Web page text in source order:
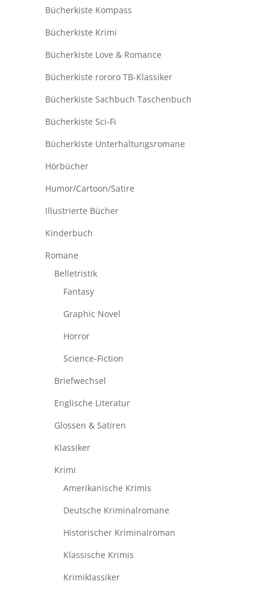
Bücherkiste Kompass
Bücherkiste Krimi
Bücherkiste Love & Romance
Bücherkiste rororo TB-Klassiker
Bücherkiste Sachbuch Taschenbuch
Bücherkiste Sci-Fi
Bücherkiste Unterhaltungsromane
Hörbücher
Humor/Cartoon/Satire
Illustrierte Bücher
Kinderbuch
Romane
Belletristik
Fantasy
Graphic Novel
Horror
Science-Fiction
Briefwechsel
Englische Literatur
Glossen & Satiren
Klassiker
Krimi
Amerikanische Krimis
Deutsche Kriminalromane
Historischer Kriminalroman
Klassische Krimis
Krimiklassiker